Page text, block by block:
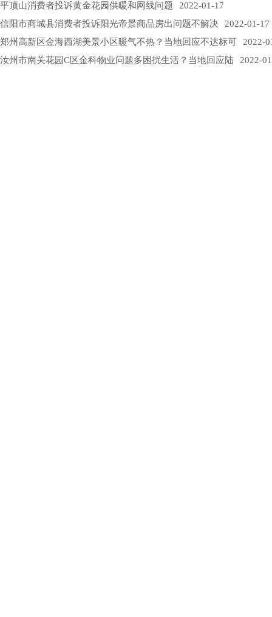
平顶山消费者投诉黄金花园供暖和网线问题 2022-01-17
信阳市商城县消费者投诉阳光帝景商品房出问题不解决 2022-01-17
郑州高新区金海西湖美景小区暖气不热？当地回应不达标可 2022-
汝州市南关花园C区金科物业问题多困扰生活？当地回应陆 2022-